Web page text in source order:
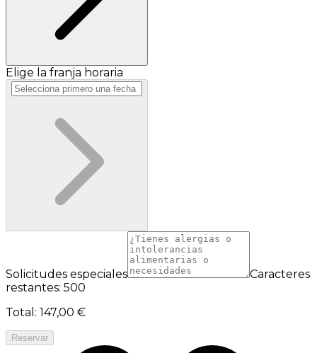
Elige la franja horaria
Solicitudes especiales
Caracteres
restantes: 500
Total : 147,00 €
Reservar